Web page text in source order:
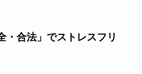
・合法」でストレスフリ